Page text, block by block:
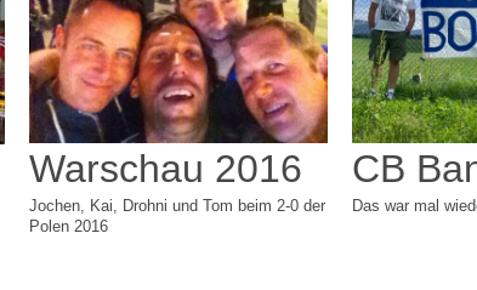
Warschau 2016
Jochen, Kai, Drohni und Tom beim 2-0 der
Polen 2016
CB
Das war mal